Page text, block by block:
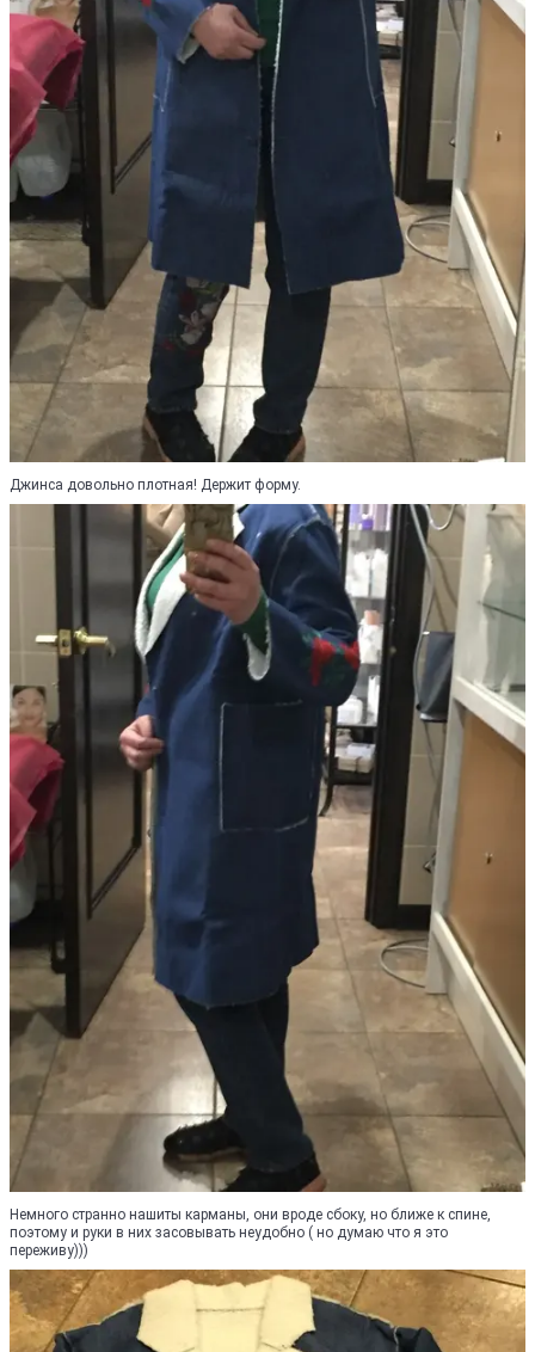
Джинса довольно плотная! Держит форму.
Немного странно нашиты карманы, они вроде сбоку, но ближе к спине,
поэтому и руки в них засовывать неудобно ( но думаю что я это
переживу)))